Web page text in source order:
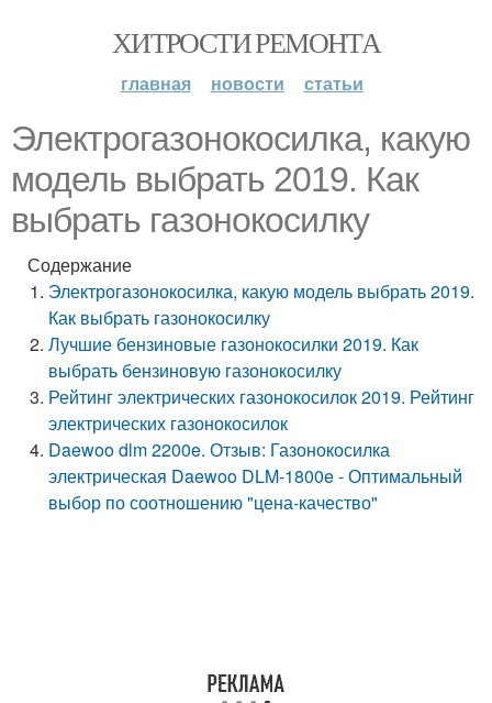
ХИТРОСТИ РЕМОНТА
главная новости статьи
Электрогазонокосилка, какую
модель выбрать 2019. Как
выбрать газонокосилку
Содержание
Электрогазонокосилка, какую модель выбрать 2019.
Как выбрать газонокосилку
Лучшие бензиновые газонокосилки 2019. Как
выбрать бензиновую газонокосилку
Рейтинг электрических газонокосилок 2019. Рейтинг
электрических газонокосилок
Daewoo dlm 2200e. Отзыв: Газонокосилка
электрическая Daewoo DLM-1800e - Оптимальный
выбор по соотношению "цена-качество"